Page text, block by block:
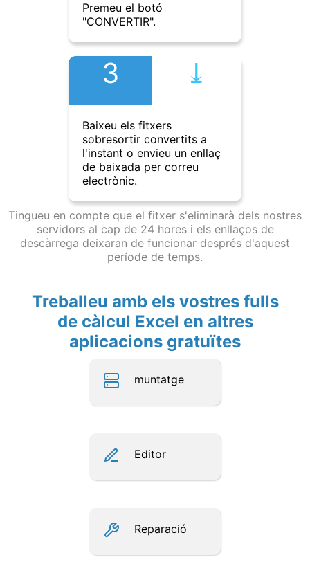
Premeu el botó
"CONVERTIR".
3 ⤓︎
Baixeu els fitxers
sobresortir convertits a
l'instant o envieu un enllaç
de baixada per correu
electrònic.
Tingueu en compte que el fitxer s'eliminarà dels nostres
servidors al cap de 24 hores i els enllaços de
descàrrega deixaran de funcionar després d'aquest
període de temps.
Treballeu amb els vostres fulls
de càlcul Excel en altres
aplicacions gratuïtes
muntatge
Editor
Reparació